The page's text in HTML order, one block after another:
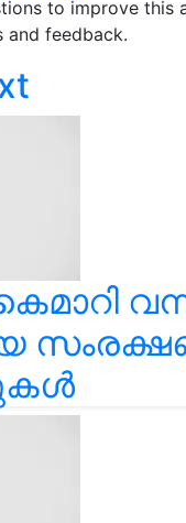
to improve this
and feedback.